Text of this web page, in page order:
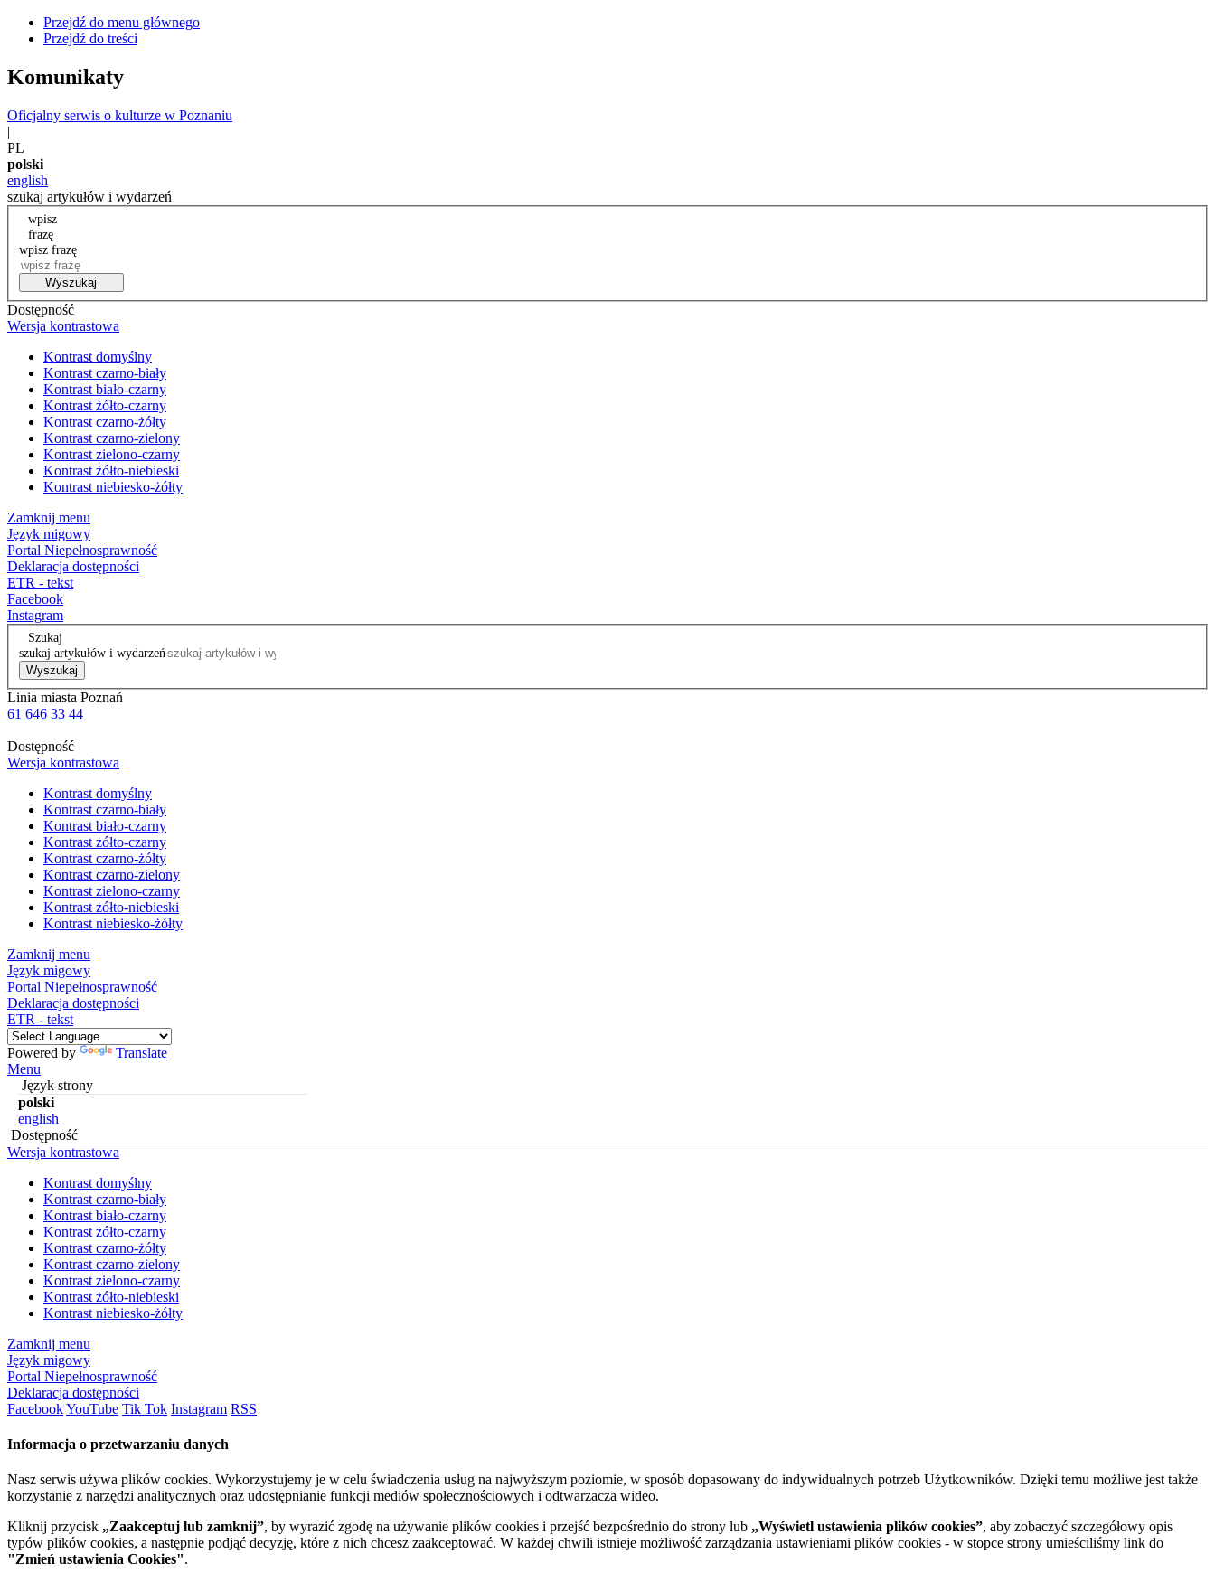
Przejdź do menu głównego
Przejdź do treści
Komunikaty
Oficjalny serwis o kulturze w Poznaniu
|
PL
polski
english
szukaj artykułów i wydarzeń
wpisz
frazę
wpisz frazę
Wyszukaj
Dostępność
Wersja kontrastowa
Kontrast domyślny
Kontrast czarno-biały
Kontrast biało-czarny
Kontrast żółto-czarny
Kontrast czarno-żółty
Kontrast czarno-zielony
Kontrast zielono-czarny
Kontrast żółto-niebieski
Kontrast niebiesko-żółty
Zamknij menu
Język migowy
Portal Niepełnosprawność
Deklaracja dostępności
ETR - tekst
Facebook
Instagram
Szukaj
szukaj artykułów i wydarzeń
Wyszukaj
Linia miasta Poznań
61 646 33 44
Dostępność
Wersja kontrastowa
Kontrast domyślny
Kontrast czarno-biały
Kontrast biało-czarny
Kontrast żółto-czarny
Kontrast czarno-żółty
Kontrast czarno-zielony
Kontrast zielono-czarny
Kontrast żółto-niebieski
Kontrast niebiesko-żółty
Zamknij menu
Język migowy
Portal Niepełnosprawność
Deklaracja dostępności
ETR - tekst
Powered by
Translate
Menu
Język strony
polski
english
Dostępność
Wersja kontrastowa
Kontrast domyślny
Kontrast czarno-biały
Kontrast biało-czarny
Kontrast żółto-czarny
Kontrast czarno-żółty
Kontrast czarno-zielony
Kontrast zielono-czarny
Kontrast żółto-niebieski
Kontrast niebiesko-żółty
Zamknij menu
Język migowy
Portal Niepełnosprawność
Deklaracja dostępności
FacebookYouTube Tik Tok Instagram RSS
Informacja o przetwarzaniu danych
Nasz serwis używa plików cookies. Wykorzystujemy je w celu świadczenia usług na najwyższym poziomie, w sposób dopasowany do indywidualnych potrzeb Użytkowników. Dzięki temu możliwe jest także
korzystanie z narzędzi analitycznych oraz udostępnianie funkcji mediów społecznościowych i odtwarzacza wideo.
Kliknij przycisk „Zaakceptuj lub zamknij”, by wyrazić zgodę na używanie plików cookies i przejść bezpośrednio do strony lub „Wyświetl ustawienia plików cookies”, aby zobaczyć szczegółowy opis
typów plików cookies, a następnie podjąć decyzję, które z nich chcesz zaakceptować. W każdej chwili istnieje możliwość zarządzania ustawieniami plików cookies - w stopce strony umieściliśmy link do
"Zmień ustawienia Cookies".